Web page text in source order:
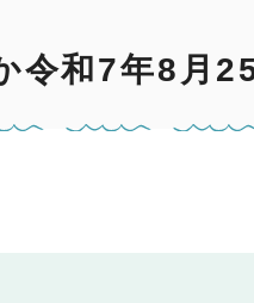
令和7年8月